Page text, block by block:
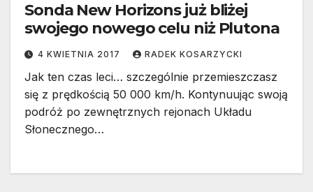
Sonda New Horizons już bliżej
swojego nowego celu niż Plutona
4 KWIETNIA 2017 RADEK KOSARZYCKI
Jak ten czas leci… szczególnie przemieszczasz
się z prędkością 50 000 km/h. Kontynuując swoją
podróż po zewnętrznych rejonach Układu
Słonecznego…